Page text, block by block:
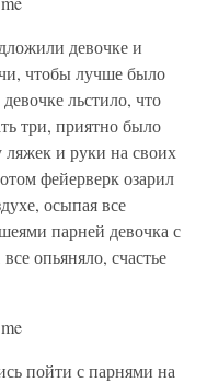
девочке и
чтобы лучше было
льстило, что
три, приятно было
и руки на своих
фейерверк озарил
осыпая все
парней девочка с
опьяняло, счастье
пойти с парнями на